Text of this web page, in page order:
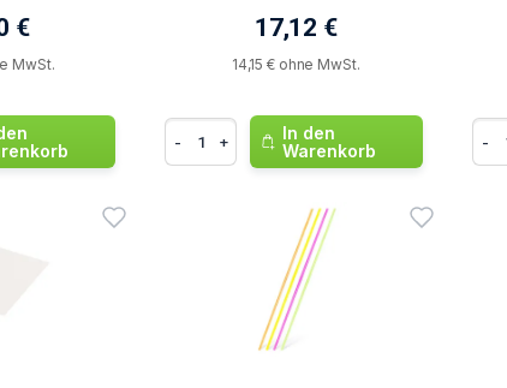
€
MwSt.
17,12 €
14,15 € ohne MwSt.
- +
In den
Warenkorb
-